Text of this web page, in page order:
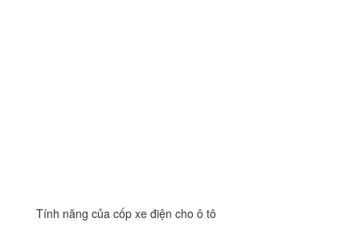
Tính năng của cốp xe điện cho ô tô